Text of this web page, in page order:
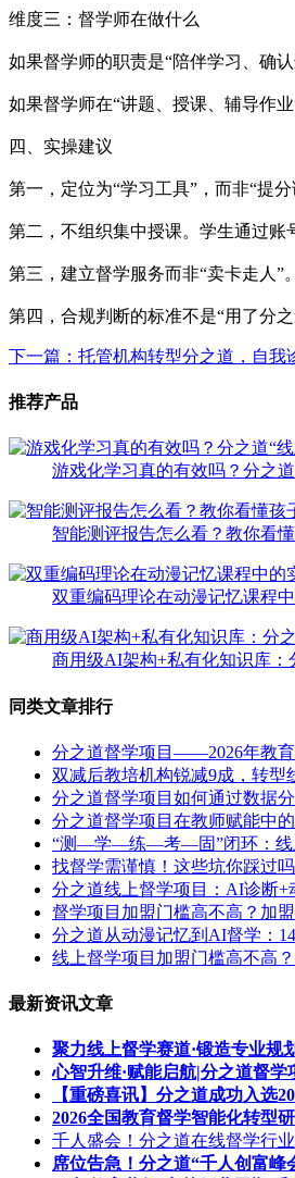
维度三：督学师在做什么
如果督学师的职责是“陪伴学习、确
如果督学师在“讲题、授课、辅导作
四、实操建议
第一，定位为“学习工具”，而非“提
第二，不组织集中授课。学生通过账
第三，建立督学服务而非“卖卡走人”
第四，合规判断的标准不是“用了分
下一篇：托管机构转型分之道，自我
推荐产品
游戏化学习真的有效吗？分之
智能测评报告怎么看？教你看
双重编码理论在动漫记忆课程
商用级AI架构+私有化知识库
同类文章排行
分之道督学项目——2026年教
双减后教培机构锐减9成，转型
分之道督学项目如何通过数据
分之道督学项目在教师赋能中
“测—学—练—考—固”闭环：线
找督学需谨慎！这些坑你踩过吗
分之道线上督学项目：AI诊断
督学项目加盟门槛高不高？加
分之道从动漫记忆到AI督学：
线上督学项目加盟门槛高不高
最新资讯文章
聚力线上督学赛道·锻造专业规
心智升维·赋能启航|分之道督
【重磅喜讯】分之道成功入选
2026全国教育督学智能化转型
千人盛会！分之道在线督学行
席位告急！分之道“千人创富峰